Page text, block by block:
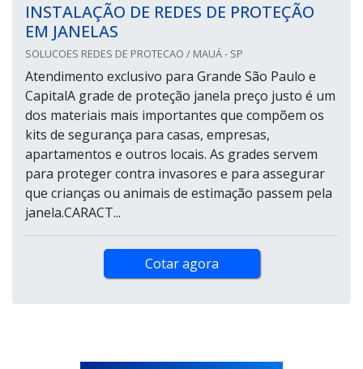
INSTALAÇÃO DE REDES DE PROTEÇÃO
EM JANELAS
SOLUCOES REDES DE PROTECAO / MAUÁ - SP
Atendimento exclusivo para Grande São Paulo e
CapitalA grade de proteção janela preço justo é um
dos materiais mais importantes que compõem os
kits de segurança para casas, empresas,
apartamentos e outros locais. As grades servem
para proteger contra invasores e para assegurar
que crianças ou animais de estimação passem pela
janela.CARACT...
Cotar agora